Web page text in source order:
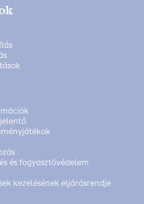
és fogyasztóvédelem
kezelésének eljárásrendje